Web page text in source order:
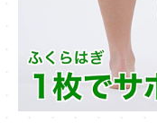
製品ラインナップ
テーピング貼り方動画
賢くスポーツを楽しむ